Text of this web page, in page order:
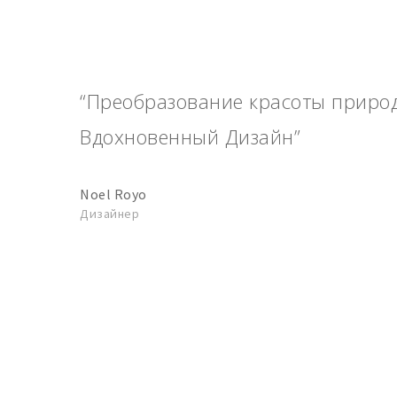
“Преобразование красоты
Вдохновенный Дизайн”
Noel Royo
Дизайнер